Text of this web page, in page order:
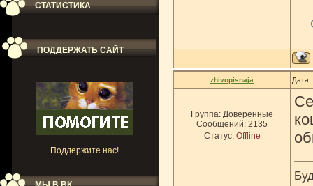
СТАТИСТИКА
ПОДДЕРЖАТЬ САЙТ
Поддержите нас!
zhivopisnaja
Группа: Доверенные
Сообщений: 2135
Статус: Offline